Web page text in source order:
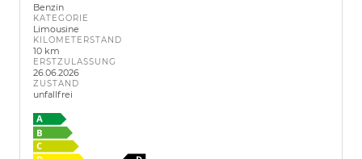
Benzin
KATEGORIE
Limousine
KILOMETERSTAND
10 km
ERSTZULASSUNG
26.06.2026
ZUSTAND
unfallfrei